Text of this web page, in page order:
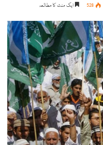
528 ایک منٹ کا مطالعہ